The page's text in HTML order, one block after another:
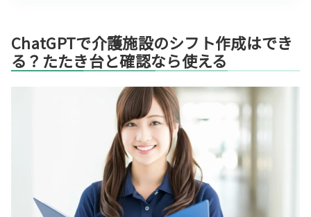
ChatGPTで介護施設のシフト作成はでき
る？たたき台と確認なら使える